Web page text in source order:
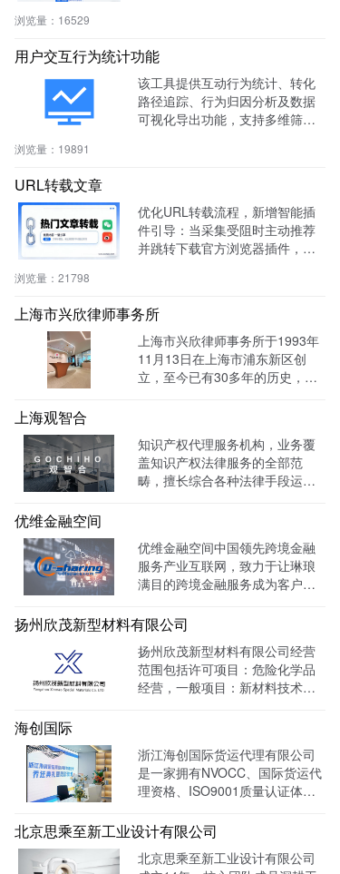
浏览量： 16529
用户交互行为统计功能
该工具提供互动行为统计、转化
路径追踪、行为归因分析及数据
可视化导出功能，支持多维筛选
浏览量： 19891
URL转载文章
优化URL转载流程，新增智能插
件引导：当采集受阻时主动推荐
并跳转下载官方浏览器插件，有
浏览量： 21798
上海市兴欣律师事务所
上海市兴欣律师事务所于1993年
11月13日在上海市浦东新区创
立，至今已有30多年的历史，致
上海观智合
知识产权代理服务机构，业务覆
盖知识产权法律服务的全部范
畴，擅长综合各种法律手段运作
借高效的信息收集网络，和多样
化的保护手段，致力于服务专
利、商标、版权、保护及诉讼等
优维金融空间
优维金融空间中国领先跨境金融
服务产业互联网，致力于让琳琅
满目的跨境金融服务成为客户触
量达 139128W+
扬州欣茂新型材料有限公司
扬州欣茂新型材料有限公司经营
范围包括许可项目：危险化学品
经营，一般项目：新材料技术研
品展示的主要目的，目前全网曝
光量：992915次。
海创国际
浙江海创国际货运代理有限公司
是一家拥有NVOCC、国际货运代
理资格、ISO9001质量认证体系
公司。 官网上线一年多，全网曝
光量：226958次。
北京思乘至新工业设计有限公司
北京思乘至新工业设计有限公司